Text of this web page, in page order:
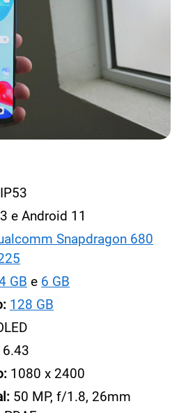
IP53
e Android 11
Snapdragon 680
GB e 6 GB
128 GB
6.43
1080 x 2400
50 MP, f/1.8, 26mm